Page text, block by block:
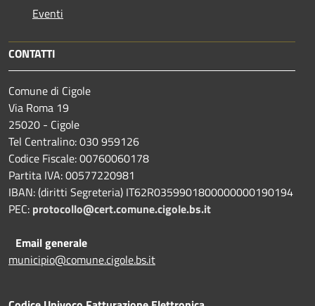
Eventi
CONTATTI
Comune di Cigole
Via Roma 19
25020 - Cigole
Tel Centralino: 030 959126
Codice Fiscale: 00760060178
Partita IVA: 00577220981
IBAN: (diritti Segreteria) IT62R0359901800000000190194
PEC: protocollo@cert.comune.cigole.bs.it
Email generale
municipio@comune.cigole.bs.it